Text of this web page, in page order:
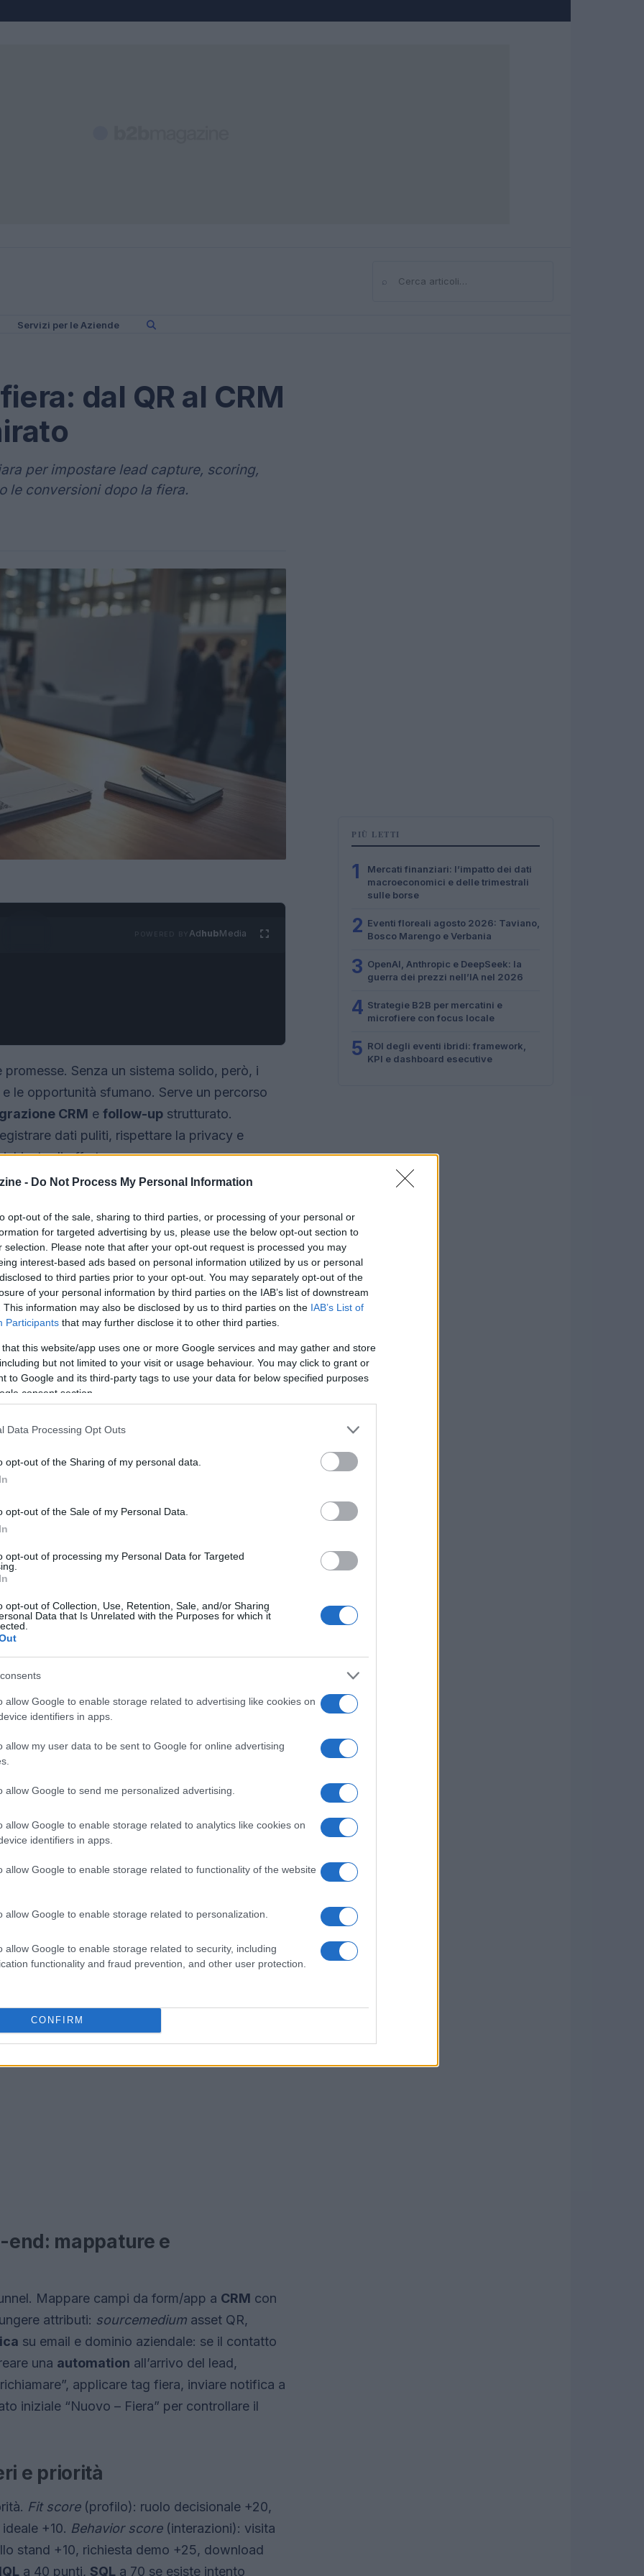
- Do Not Process My Personal Information
opt-out of the sale, sharing to third parties, or processing of your personal or
for targeted advertising by us, please use the below opt-out section to
selection. Please note that after your opt-out request is processed you may
interest-based ads based on personal information utilized by us or personal
to third parties prior to your opt-out. You may separately opt-out of the
of your personal information by third parties on the IAB’s list of downstream
This information may also be disclosed by us to third parties on the IAB’s List of
Participants that may further disclose it to other third parties.
that this website/app uses one or more Google services and may gather and store
but not limited to your visit or usage behaviour. You may click to grant or
to Google and its third-party tags to use your data for below specified purposes
consent section.
Data Processing Opt Outs
opt-out of the Sharing of my personal data.
opt-out of the Sale of my Personal Data.
opt-out of processing my Personal Data for Targeted
opt-out of Collection, Use, Retention, Sale, and/or Sharing
Data that Is Unrelated with the Purposes for which it
allow Google to enable storage related to advertising like cookies on
identifiers in apps.
allow my user data to be sent to Google for online advertising
allow Google to send me personalized advertising.
allow Google to enable storage related to analytics like cookies on
identifiers in apps.
allow Google to enable storage related to functionality of the website
allow Google to enable storage related to personalization.
allow Google to enable storage related to security, including
functionality and fraud prevention, and other user protection.
CONFIRM
⌕Cerca
Servizi per le Aziende
dal QR al CRM
per impostare lead capture, scoring,
le conversioni dopo la fiera.
AdhubMedia
Senza un sistema solido, però, i
le opportunità sfumano. Serve un percorso
CRM e follow-up strutturato.
dati puliti, rispettare la privacy e
di offerta.
concreta diQR codee app per la raccolta,
per massimizzare le conversioni post-evento.
nello stand
un
capable per il personale,QR code
disponibile, lettura badge dell’ente fiera. Ogni
un QR diverso per attribuire lasource.
e
webhook oAPIdall’app/pagina al CRM, con
operativa
con headline, valore e form a 3-5 campi;
conUTM campaign= nome fiera,UTM
capturecon moduli identici alla landing,
convalida email
in tempo reale e
e sincronizzare appena disponibile la rete; 6)
A/B, richiesta demo, tempi). Testare
il passaggio dati fino al
mappature e
Mappare campi da form/app a CRM con
attributi: sourcemedium asset QR,
su email e dominio aziendale: se il contatto
una automation all’arrivo del lead,
applicare tag fiera, inviare notifica a
iniziale “Nuovo – Fiera” per controllare il
e priorità
Fit score(profilo): ruolo decisionale +20,
+10. Behavior score(interazioni): visita
stand +10, richiesta demo +25, download
a 40 punti, SQL a 70 se esiste intento
PIÙ LETTI
1
Mercati finanziari: l’impatto dei dati
macroeconomici e delle trimestrali
sulle borse
2 Eventi floreali agosto 2026: Taviano,
Bosco Marengo e Verbania
3 OpenAI, Anthropic e DeepSeek: la
guerra dei prezzi nell’IA nel 2026
4 Strategie B2B per mercatini e
microfiere con focus locale
5 ROI degli eventi ibridi: framework,
KPI e dashboard esecutive